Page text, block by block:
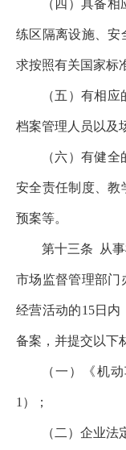
（四）具备
练区隔离设施、安
求按照有关国家标
（五）有相
档案管理人员以及
（六）有健
安全责任制度、教
预案等。
第十三条 从
市场监督管理部门
经营活动的15日
备案，并提交以下
（一）《机
1）；
（二）企业法